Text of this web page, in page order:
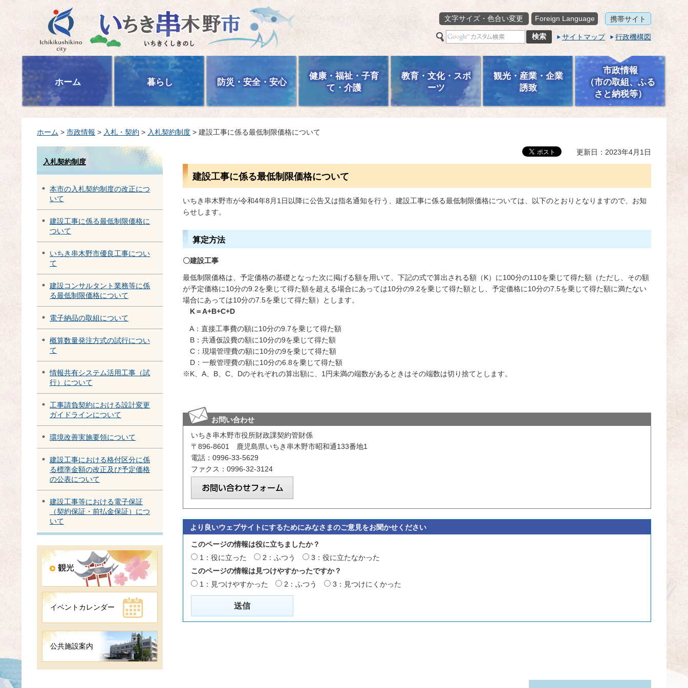
いちき串木野市
文字サイズ・色合い変更
Foreign Language 携帯サイト
サイトマップ 行政機構図
ホーム 暮らし 防災・安全・安心
健康・福祉・子育
て・介護
教育・文化・スポ
ーツ
観光・産業・企業
誘致
市政情報
（市の取組、ふる
さと納税等）
ホーム > 市政情報 > 入札・契約 > 入札契約制度 > 建設工事に係る最低制限価格について
入札契約制度
本市の入札契約制度の改正につ
いて
建設工事に係る最低制限価格に
ついて
いちき串木野市優良工事につい
て
建設コンサルタント業務等に係
る最低制限価格について
電子納品の取組について
概算数量発注方式の試行につい
て
情報共有システム活用工事（試
行）について
工事請負契約における設計変更
ガイドラインについて
環境改善実施要領について
建設工事における格付区分に係
る標準金額の改正及び予定価格
の公表について
建設工事等における電子保証
（契約保証・前払金保証）につ
いて
イベントカレンダー
公共施設案内
更新日：2023年4月1日
建設工事に係る最低制限価格について
いちき串木野市が令和4年8月1日以降に公告又は指名通知を行う、建設工事に係る最低制限価格については、以下のとおりとなりますので、お知
らせします。
算定方法
〇建設工事
最低制限価格は、予定価格の基礎となった次に掲げる額を用いて、下記の式で算出される額（K）に100分の110を乗じて得た額（ただし、その額
が予定価格に10分の9.2を乗じて得た額を超える場合にあっては10分の9.2を乗じて得た額とし、予定価格に10分の7.5を乗じて得た額に満たない
場合にあっては10分の7.5を乗じて得た額）とします。
K＝A+B+C+D
A：直接工事費の額に10分の9.7を乗じて得た額
B：共通仮設費の額に10分の9を乗じて得た額
C：現場管理費の額に10分の9を乗じて得た額
D：一般管理費の額に10分の6.8を乗じて得た額
※K、A、B、C、Dのそれぞれの算出額に、1円未満の端数があるときはその端数は切り捨てとします。
お問い合わせ
いちき串木野市役所財政課契約管財係
〒896-8601 鹿児島県いちき串木野市昭和通133番地1
電話：0996-33-5629
ファクス：0996-32-3124
より良いウェブサイトにするためにみなさまのご意見をお聞かせください
このページの情報は役に立ちましたか？
1：役に立った
2：ふつう
3：役に立たなかった
このページの情報は見つけやすかったですか？
1：見つけやすかった
2：ふつう 3：見つけにくかった